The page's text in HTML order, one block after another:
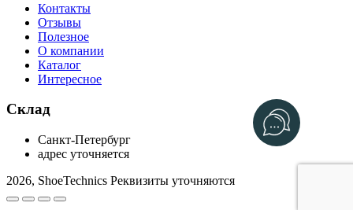
Контакты
Отзывы
Полезное
О компании
Каталог
Интересное
Склад
Санкт-Петербург
адрес уточняется
2026, ShoeTechnics Реквизиты уточняются